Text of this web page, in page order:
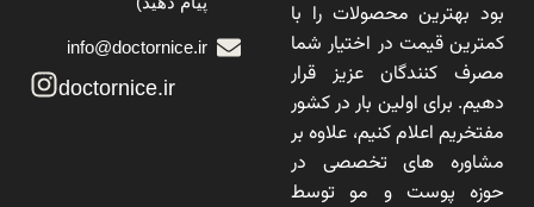
بود بهترین محصولات را با
کمترین قیمت در اختیار شما
مصرف کنندگان عزیز قرار
دهیم. برای اولین بار در کشور
مفتخریم اعلام کنیم، علاوه بر
مشاوره های تخصصی در
حوزه پوست و مو توسط
info@doctornice.ir
doctornice.ir